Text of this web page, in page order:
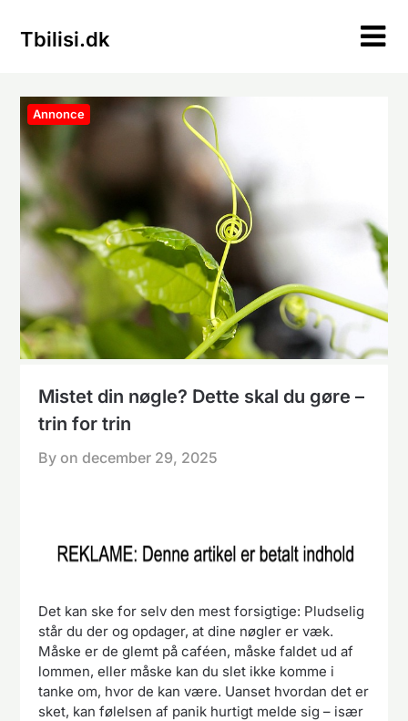
Tbilisi.dk
Annonce
Mistet din nøgle? Dette skal du gøre –
trin for trin
By ondecember 29, 2025
Det kan ske for selv den mest forsigtige: Pludselig
står du der og opdager, at dine nøgler er væk.
Måske er de glemt på caféen, måske faldet ud af
lommen, eller måske kan du slet ikke komme i
tanke om, hvor de kan være. Uanset hvordan det er
sket, kan følelsen af panik hurtigt melde sig – især